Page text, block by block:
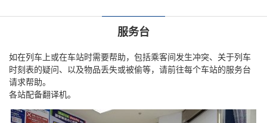
服务台
如在列车上或在车站时需要帮助，包括乘客间发生冲突、关于列车
时刻表的疑问、以及物品丢失或被偷等，请前往每个车站的服务台
请求帮助。
各站配备翻译机。